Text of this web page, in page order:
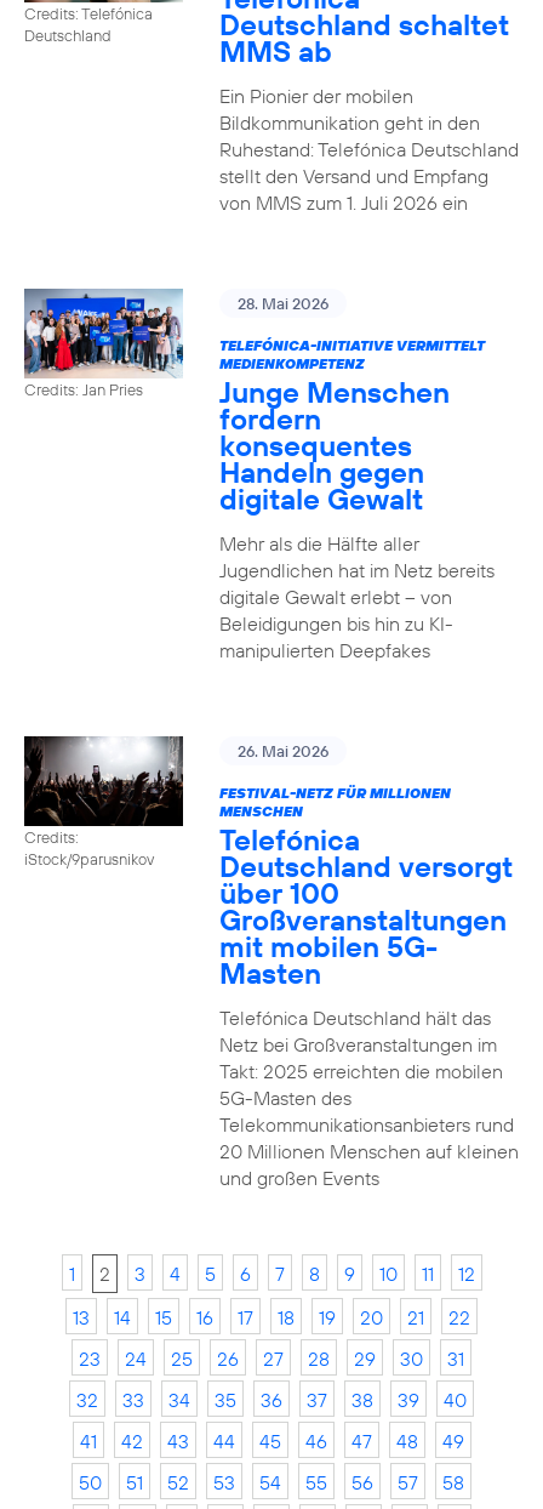
Credits: Telefónica
Deutschland
Deutschland schaltet
MMS ab
Ein Pionier der mobilen
Bildkommunikation geht in den
Ruhestand: Telefónica Deutschland
stellt den Versand und Empfang
von MMS zum 1. Juli 2026 ein
Credits: Jan Pries
28. Mai 2026
TELEFÓNICA-INITIATIVE VERMITTELT
MEDIENKOMPETENZ
Junge Menschen
fordern
konsequentes
Handeln gegen
digitale Gewalt
Mehr als die Hälfte aller
Jugendlichen hat im Netz bereits
digitale Gewalt erlebt – von
Beleidigungen bis hin zu KI-
manipulierten Deepfakes
Credits:
iStock/9parusnikov
26. Mai 2026
FESTIVAL-NETZ FÜR MILLIONEN
MENSCHEN
Telefónica
Deutschland versorgt
über 100
Großveranstaltungen
mit mobilen 5G-
Masten
Telefónica Deutschland hält das
Netz bei Großveranstaltungen im
Takt: 2025 erreichten die mobilen
5G-Masten des
Telekommunikationsanbieters rund
20 Millionen Menschen auf kleinen
und großen Events
1 2 3 4 5 6 7 8 9 10 11
12
13
14 15 16 17 18 19 20 21
22
23
24 25 26 27 28 29 30
31
32
33 34 35 36 37 38 39
40
41
42 43 44 45 46 47 48
49
50
51 52 53 54 55 56 57 58